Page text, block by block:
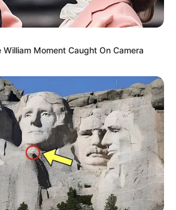
Moment Caught On Camera